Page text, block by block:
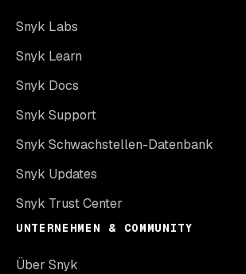
Snyk Labs
Snyk Learn
Snyk Docs
Snyk Support
Snyk Schwachstellen-Datenbank
Snyk Updates
Snyk Trust Center
UNTERNEHMEN & COMMUNITY
Über Snyk